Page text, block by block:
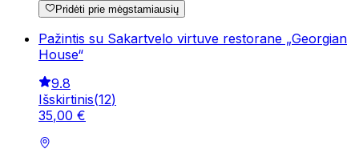
Pridėti prie mėgstamiausių
Pažintis su Sakartvelo virtuve restorane „Georgian
House“
9.8
Išskirtinis(12)
35,00 €